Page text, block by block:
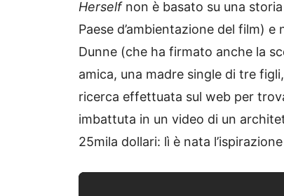
Herselfnon è basato su una
Paese d’ambientazione del film)
Dunne (che ha firmato anche la
amica, una madre single di tre
ricerca effettuata sul web per
imbattuta in un video di un
25mila dollari: lì è nata